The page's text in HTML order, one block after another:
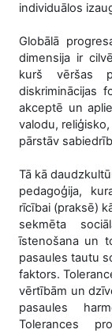
individuālos
Globālā
dimensija ir
kurš vēršas
diskriminācijas
akceptē un
valodu,
pārstāv
Tā kā
pedagoģija,
rīcībai (praksē)
sekmēta
īstenošana un
pasaules tautu
faktors.
vērtībām un
pasaules
Tolerances